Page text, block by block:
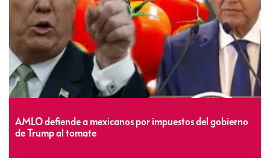
AMLO defiende a mexicanos por impuestos del gobierno
de Trump al tomate